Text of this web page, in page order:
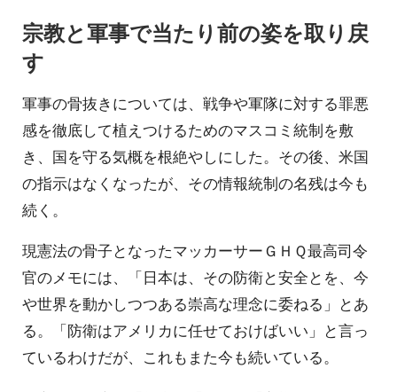
宗教と軍事で当たり前の姿を取り戻
す
軍事の骨抜きについては、戦争や軍隊に対する罪悪
感を徹底して植えつけるためのマスコミ統制を敷
き、国を守る気概を根絶やしにした。その後、米国
の指示はなくなったが、その情報統制の名残は今も
続く。
現憲法の骨子となったマッカーサーＧＨＱ最高司令
官のメモには、「日本は、その防衛と安全とを、今
や世界を動かしつつある崇高な理念に委ねる」とあ
る。「防衛はアメリカに任せておけばいい」と言っ
ているわけだが、これもまた今も続いている。